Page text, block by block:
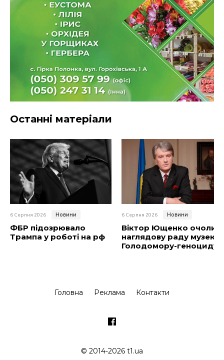
Останні матеріали
6 Серпня 2026 Новини
ФБР підозрювало
Трампа у роботі на рф
6 Серпня 2026 Новини
Віктор Ющенко очолив
наглядову раду музею
Голодомору-геноциду
Головна Реклама Контакти
© 2014-2026 t1.ua